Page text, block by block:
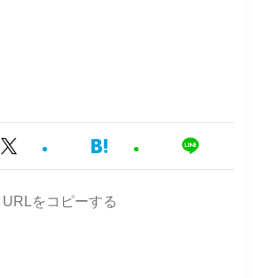
URLをコピーする